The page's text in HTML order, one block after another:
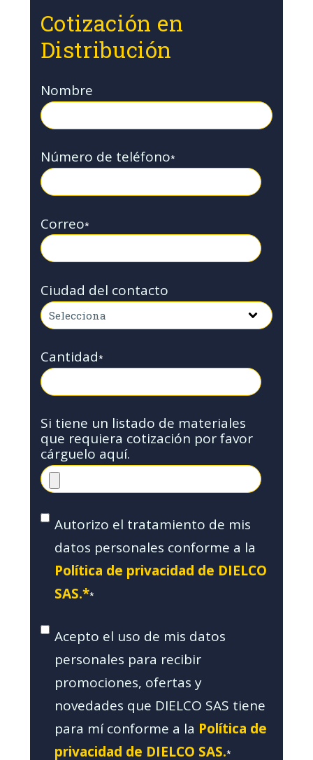
Cotización en
Distribución
Nombre
Número de teléfono*
Correo*
Ciudad del contacto
Cantidad*
Si tiene un listado de materiales
que requiera cotización por favor
cárguelo aquí.
Autorizo el tratamiento de mis
datos personales conforme a la
Política de privacidad de DIELCO
SAS.**
Acepto el uso de mis datos
personales para recibir
promociones, ofertas y
novedades que DIELCO SAS tiene
para mí conforme a la Política de
privacidad de DIELCO SAS.*